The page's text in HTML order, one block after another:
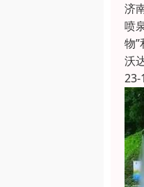
济
喷
物
沃
23-